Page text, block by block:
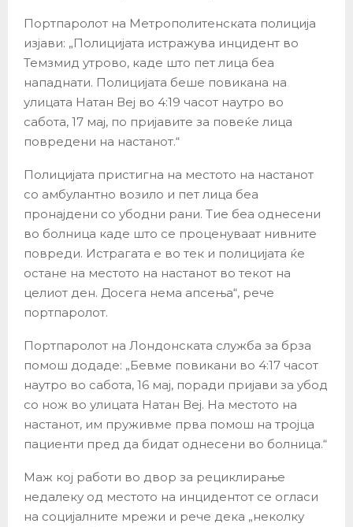
Портпаролот на Метрополитенската полиција
изјави: „Полицијата истражува инцидент во
Темзмид утрово, каде што пет лица беа
нападнати. Полицијата беше повикана на
улицата Натан Веј во 4:19 часот наутро во
сабота, 17 мај, по пријавите за повеќе лица
повредени на настанот.“
Полицијата пристигна на местото на настанот
со амбулантно возило и пет лица беа
пронајдени со убодни рани. Тие беа однесени
во болница каде што се проценуваат нивните
повреди. Истрагата е во тек и полицијата ќе
остане на местото на настанот во текот на
целиот ден. Досега нема апсења“, рече
портпаролот.
Портпаролот на Лондонската служба за брза
помош додаде: „Бевме повикани во 4:17 часот
наутро во сабота, 16 мај, поради пријави за убод
со нож во улицата Натан Веј. На местото на
настанот, им пруживме прва помош на тројца
пациенти пред да бидат однесени во болница.“
Маж кој работи во двор за рециклирање
недалеку од местото на инцидентот се огласи
на социјалните мрежи и рече дека „неколку